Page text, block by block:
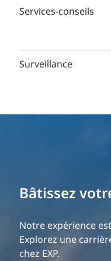
Services-conseils
Surveillance
Bâtissez
Notre expérience
Explorez une
chez EXP.